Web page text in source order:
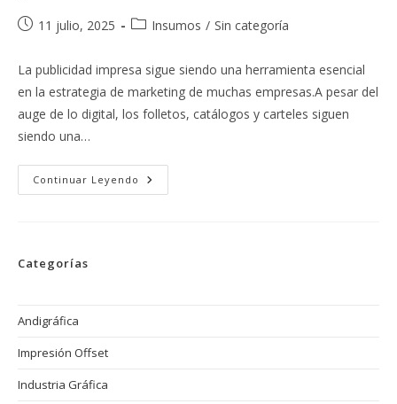
Publicación
la
entrada:
11 julio, 2025
Categoría
entrada:
Insumos / Sin categoría
La publicidad impresa sigue siendo una herramienta esencial
en la estrategia de marketing de muchas empresas.A pesar del
auge de lo digital, los folletos, catálogos y carteles siguen
siendo una…
Continuar Leyendo Uso
De
Categorías
Andigráfica
Impresión Offset
Industria Gráfica